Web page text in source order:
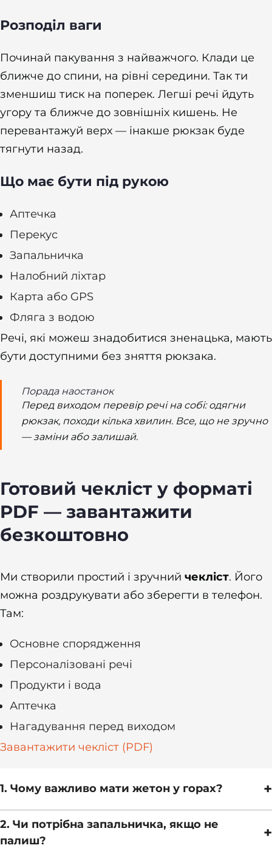
Розподіл ваги
Починай пакування з найважчого. Клади це
ближче до спини, на рівні середини. Так ти
зменшиш тиск на поперек. Легші речі йдуть
угору та ближче до зовнішніх кишень. Не
перевантажуй верх — інакше рюкзак буде
тягнути назад.
Що має бути під рукою
Аптечка
Перекус
Запальничка
Налобний ліхтар
Карта або GPS
Фляга з водою
Речі, які можеш знадобитися зненацька, мають
бути доступними без зняття рюкзака.
Порада наостанок
Перед виходом перевір речі на собі: одягни
рюкзак, походи кілька хвилин. Все, що не зручно
— заміни або залишай.
Готовий чекліст у форматі
PDF — завантажити
безкоштовно
Ми створили простий і зручний чекліст. Його
можна роздрукувати або зберегти в телефон.
Там:
Основне спорядження
Персоналізовані речі
Продукти і вода
Аптечка
Нагадування перед виходом
Завантажити чекліст (PDF)
1. Чому важливо мати жетон у горах? +
2. Чи потрібна запальничка, якщо не
палиш?
+